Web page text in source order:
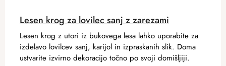
Lesen krog za lovilec sanj z zarezami
Lesen krog z utori iz bukovega lesa lahko uporabite za
izdelavo lovilcev sanj, karijol in izpraskanih slik. Doma
ustvarite izvirno dekoracijo točno po svoji domišljiji.